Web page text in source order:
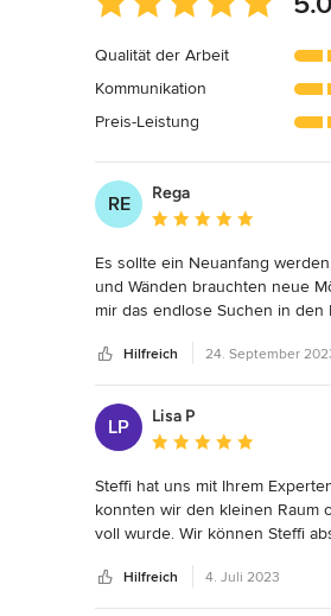
Bewertung:
von
5
Sternen
Qualität der Arbeit
Kommunikation
Preis-Leistung
RE
Rega
Durchschnittliche
Es sollte ein Neuanfang
und Wänden brauchten neue
mir das endlose Suchen in
absolut zuverlässig. Klare
Hilfreich 24. September
LP
Lisa P
Durchschnittliche
Steffi hat uns mit Ihrem
konnten wir den kleinen Raum
voll wurde. Wir können Steffi
Hilfreich 4. Juli 2023